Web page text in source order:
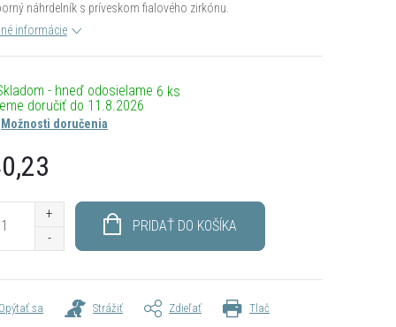
náhrdelník s príveskom fialového zirkónu.
informácie
- hneď odosielame 6 ks
11.8.2026
Možnosti doručenia
PRIDAŤ DO KOŠÍKA
Tlač
Opýtať sa Strážiť Zdieľať